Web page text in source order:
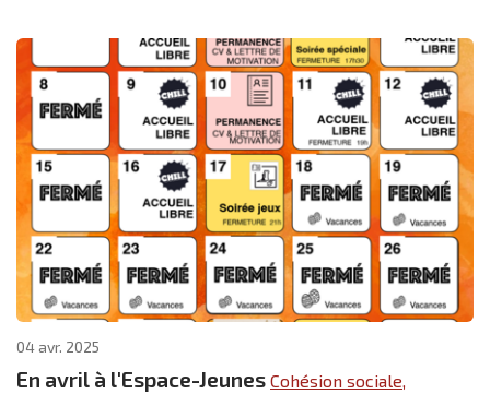
04 avr. 2025
En avril à l'Espace-Jeunes Cohésion sociale,